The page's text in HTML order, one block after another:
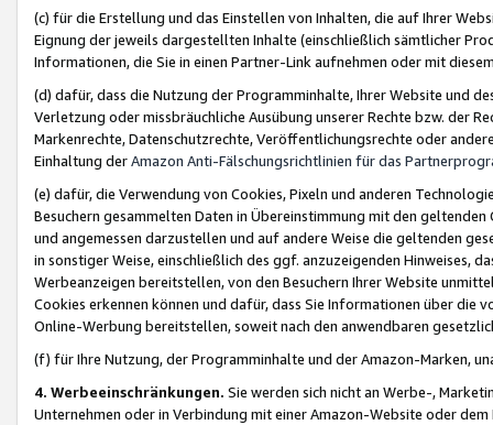
(c) für die Erstellung und das Einstellen von Inhalten, die auf Ihrer
Eignung der jeweils dargestellten Inhalte (einschließlich sämtlicher
Informationen, die Sie in einen Partner-Link aufnehmen oder mit
(d) dafür, dass die Nutzung der Programminhalte, Ihrer Website und
Verletzung oder missbräuchliche Ausübung unserer Rechte bzw. der
Markenrechte, Datenschutzrechte, Veröffentlichungsrechte oder
Einhaltung derAmazon Anti-Fälschungsrichtlinien für das
(e) dafür, die Verwendung von Cookies, Pixeln und anderen
Besuchern gesammelten Daten in Übereinstimmung mit den
und angemessen darzustellen und auf andere Weise die geltenden
in sonstiger Weise, einschließlich des ggf. anzuzeigenden Hinweises,
Werbeanzeigen bereitstellen, von den Besuchern Ihrer Website
Cookies erkennen können und dafür, dass Sie Informationen über die
Online-Werbung bereitstellen, soweit nach den anwendbaren
(f) für Ihre Nutzung, der Programminhalte und der Amazon-Marken,
4. Werbeeinschränkungen. Sie werden sich nicht an Werbe-,
Unternehmen oder in Verbindung mit einer Amazon-Website oder